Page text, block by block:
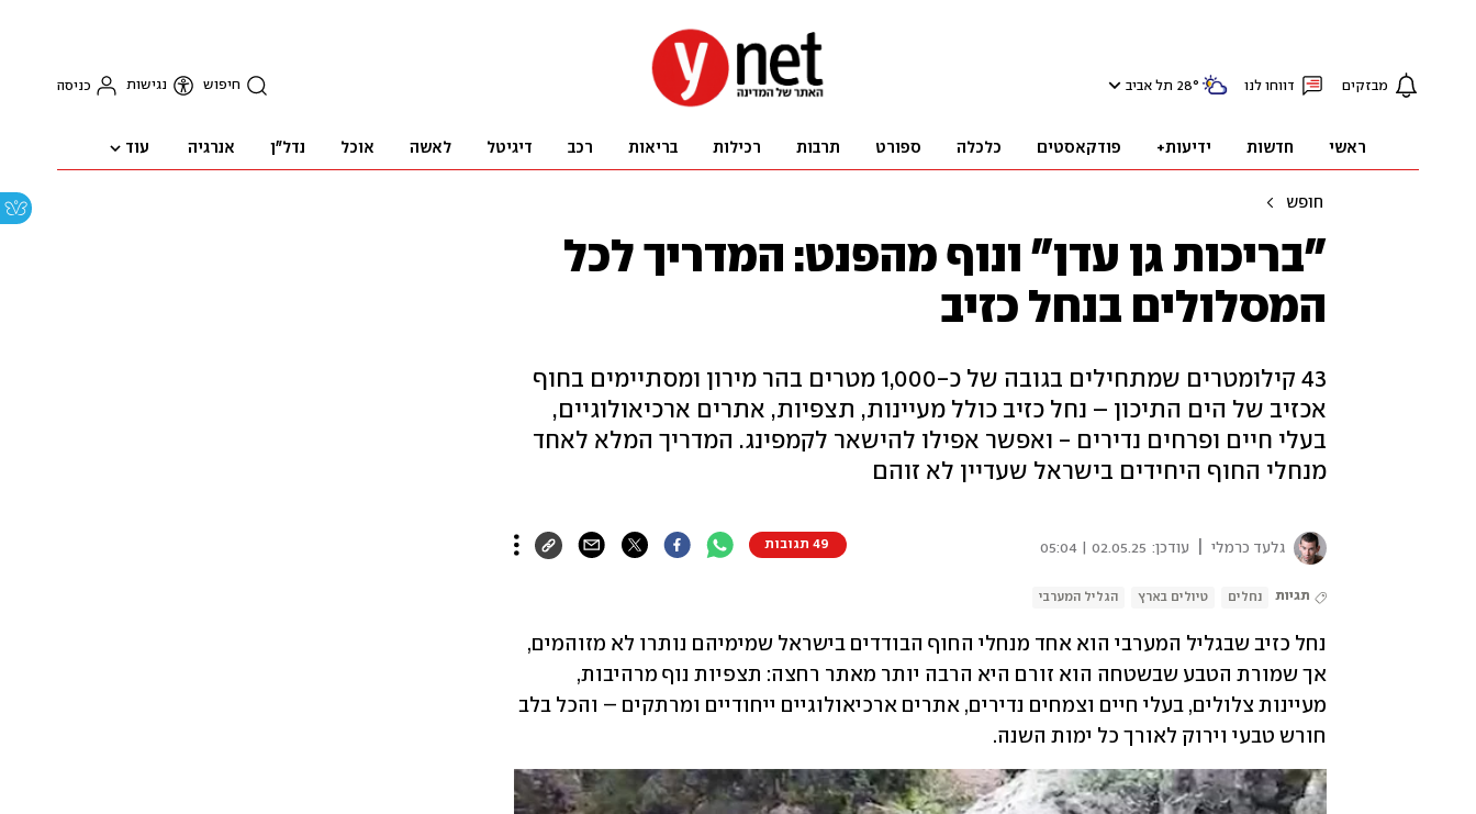
מבזקים דווחו לנו 28° תל אביב חיפוש נגישות כניסה
ראשי חדשות ידיעות+ פודקאסטים כלכלה ספורט תרבות רכילות בריאות רכב דיגיטל לאשה אוכל נדל"ן אנרגיה עוד
חופש
"בריכות גן עדן" ונוף מהפנט: המדריך לכל
המסלולים בנחל כזיב
43 קילומטרים שמתחילים בגובה של כ-1,000 מטרים בהר מירון ומסתיימים בחוף
אכזיב של הים התיכון – נחל כזיב כולל מעיינות, תצפיות, אתרים ארכיאולוגיים,
בעלי חיים ופרחים נדירים - ואפשר אפילו להישאר לקמפינג. המדריך המלא לאחד
מנחלי החוף היחידים בישראל שעדיין לא זוהם
גלעד כרמלי עודכן: 02.05.25 | 05:04 49 תגובות
תגיות נחלים טיולים בארץ הגליל המערבי
חורש טבעי וירוק לאורך כל ימות השנה.